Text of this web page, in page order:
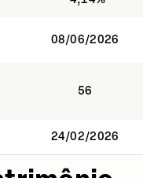
08/06/2026
56
24/02/2026